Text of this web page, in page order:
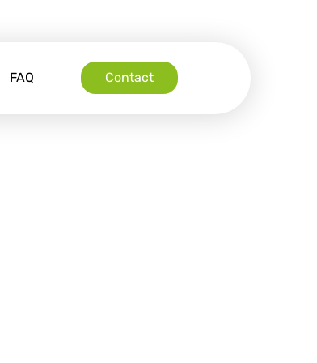
FAQ Contact